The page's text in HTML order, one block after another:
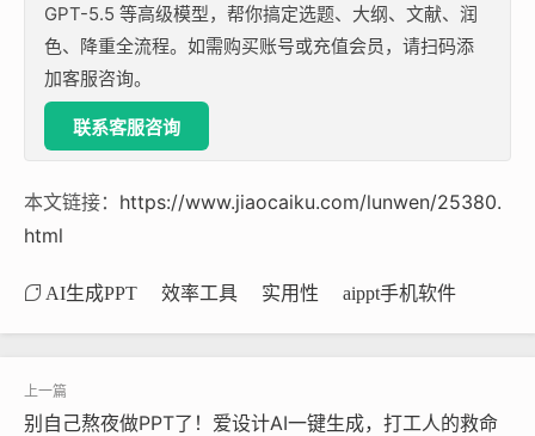
GPT-5.5 等高级模型，帮你搞定选题、大纲、文献、润
色、降重全流程。如需购买账号或充值会员，请扫码添
加客服咨询。
联系客服咨询
本文链接： https://www.jiaocaiku.com/lunwen/25380.
html
AI生成PPT 效率工具 实用性 aippt手机软件
别自己熬夜做PPT了！爱设计AI一键生成，打工人的救命